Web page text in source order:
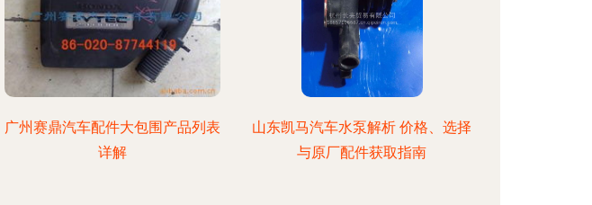
广州赛鼎汽车配件大包围产品列表
详解
山东凯马汽车水泵解析 价格、选择
与原厂配件获取指南